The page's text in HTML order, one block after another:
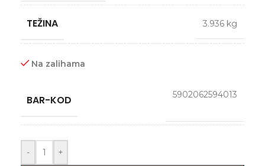
TEŽINA 3.936 kg
Na zalihama
BAR-KOD 5902062594013
- +